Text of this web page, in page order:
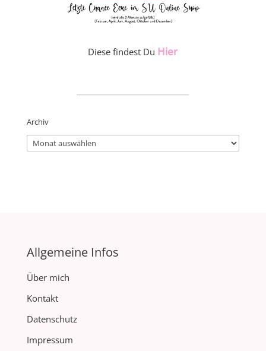
Diese findest Du Hier
Archiv
Archiv
Allgemeine Infos
Über mich
Kontakt
Datenschutz
Impressum